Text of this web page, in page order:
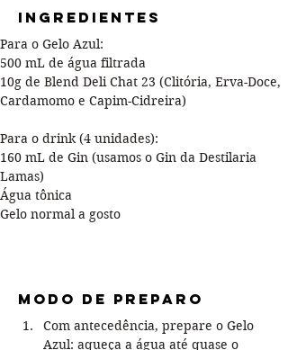
Ingredientes
Para o Gelo Azul:
500 mL de água filtrada
10g de Blend Deli Chat 23 (Clitória, Erva-Doce,
Cardamomo e Capim-Cidreira)
Para o drink (4 unidades):
160 mL de Gin (usamos o Gin da Destilaria
Lamas)
Água tônica
Gelo normal a gosto
Modo de preparo
Com antecedência, prepare o Gelo
Azul: aqueça a água até quase o